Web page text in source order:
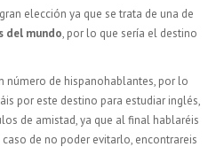
elección ya que se trata de una de
del mundo, por lo que sería el destino
número de hispanohablantes, por lo
por este destino para estudiar inglés,
de amistad, ya que al final hablaréis
de no poder evitarlo, encontrareis